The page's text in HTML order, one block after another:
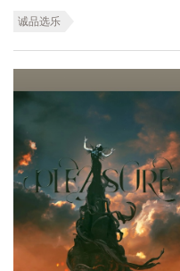
诚品选乐